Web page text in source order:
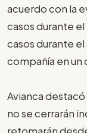
acuerdo con la
casos durante
casos durante
compañía en un
Avianca
no se cerrarán